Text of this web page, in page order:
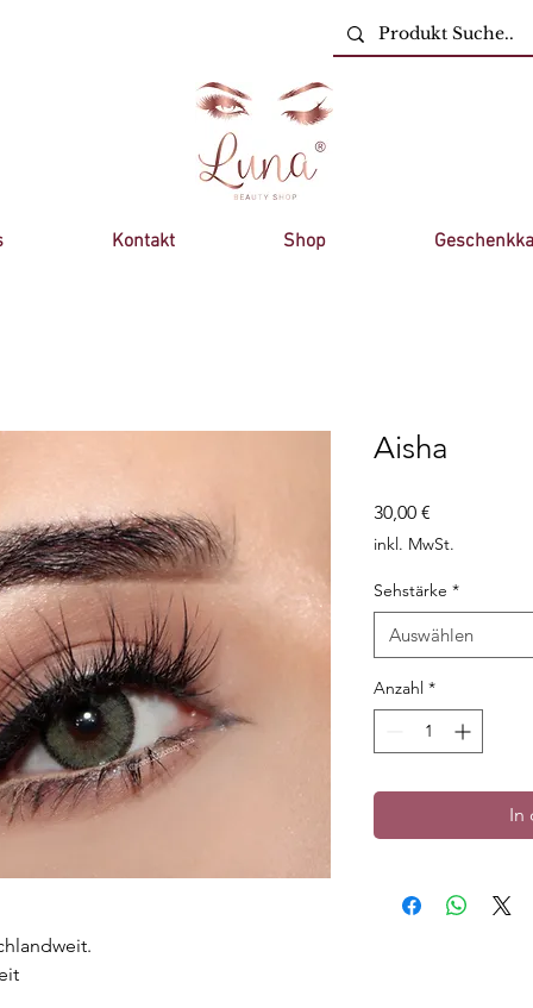
Aisha
30,00 €
inkl. MwSt.
Sehstärke *
Auswählen
Anzahl *
In
Kontakt Shop